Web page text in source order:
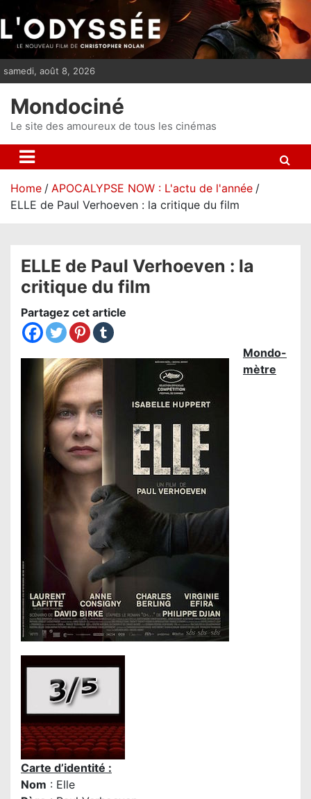
i
p
n
samedi, août 8, 2026
Mondociné
Le site des amoureux de tous les cinémas
Home
APOCALYPSE NOW : L'actu de l'année
ELLE de Paul Verhoeven : la critique du film
ELLE de Paul Verhoeven : la
critique du film
Partagez cet article
Mondo-
mètre
Carte d’identité :
Nom : Elle